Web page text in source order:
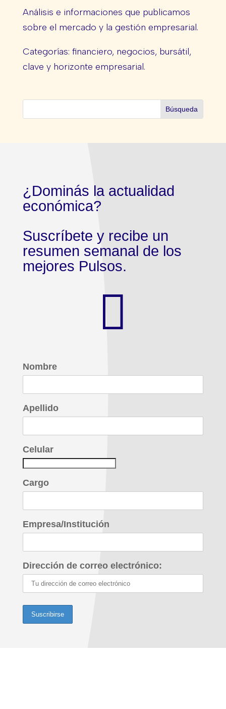
Análisis e informaciones que publicamos
sobre el mercado y la gestión empresarial.
Categorías: financiero, negocios, bursátil,
clave y horizonte empresarial.
¿Dominás la actualidad
económica?
Suscríbete y recibe un
resumen semanal de los
mejores Pulsos.

Nombre
Apellido
Celular
Cargo
Empresa/Institución
Dirección de correo electrónico: